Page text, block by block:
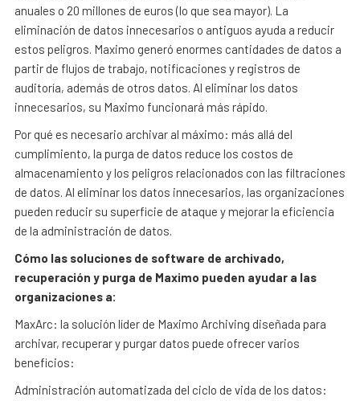
anuales o 20 millones de euros (lo que sea mayor). La
eliminación de datos innecesarios o antiguos ayuda a reducir
estos peligros. Maximo generó enormes cantidades de datos a
partir de flujos de trabajo, notificaciones y registros de
auditoría, además de otros datos. Al eliminar los datos
innecesarios, su Maximo funcionará más rápido.
Por qué es necesario archivar al máximo: más allá del
cumplimiento, la purga de datos reduce los costos de
almacenamiento y los peligros relacionados con las filtraciones
de datos. Al eliminar los datos innecesarios, las organizaciones
pueden reducir su superficie de ataque y mejorar la eficiencia
de la administración de datos.
Cómo las soluciones de software de archivado,
recuperación y purga de Maximo pueden ayudar a las
organizaciones a:
MaxArc: la solución líder de Maximo Archiving diseñada para
archivar, recuperar y purgar datos puede ofrecer varios
beneficios:
Administración automatizada del ciclo de vida de los datos: